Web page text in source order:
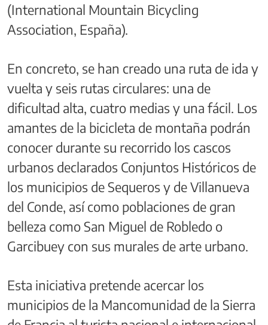
(International Mountain Bicycling
Association, España).
En concreto, se han creado una ruta de ida y
vuelta y seis rutas circulares: una de
dificultad alta, cuatro medias y una fácil. Los
amantes de la bicicleta de montaña podrán
conocer durante su recorrido los cascos
urbanos declarados Conjuntos Históricos de
los municipios de Sequeros y de Villanueva
del Conde, así como poblaciones de gran
belleza como San Miguel de Robledo o
Garcibuey con sus murales de arte urbano.
Esta iniciativa pretende acercar los
municipios de la Mancomunidad de la Sierra